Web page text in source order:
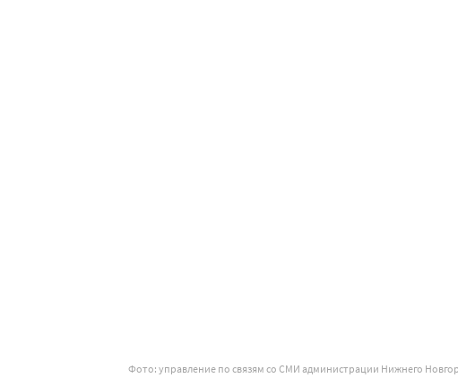
Фото: управление по связям со СМИ администрации Нижнего